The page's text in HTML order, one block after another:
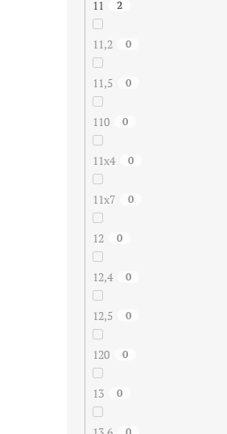
11 2
11,2 0
11,5 0
110 0
11x4 0
11x7 0
12 0
12,4 0
12,5 0
120 0
13 0